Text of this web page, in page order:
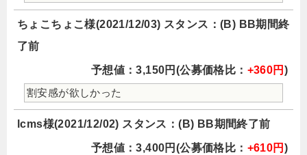
ちょこちょこ様(2021/12/03) スタンス：(B) BB期間終
了前
予想値：3,150円(公募価格比： +360円 )
割安感が欲しかった
lcms様(2021/12/02) スタンス：(B) BB期間終了前
予想値：3,400円(公募価格比： +610円 )